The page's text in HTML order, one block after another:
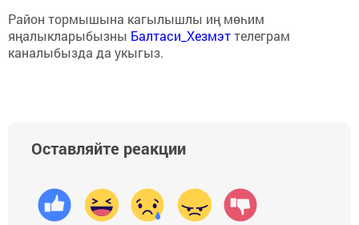
Район тормышына кагылышлы иң мөһим
яңалыкларыбызны Балтаси_Хезмэттелеграм
каналыбызда да укыгыз.
Оставляйте реакции